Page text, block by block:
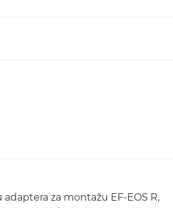
za montažu EF-EOS R,